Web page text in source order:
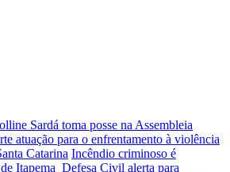
Sardá toma posse na Assembleia
atuação para o enfrentamento à violência
Catarina Incêndio criminoso é
Itapema Defesa Civil alerta para